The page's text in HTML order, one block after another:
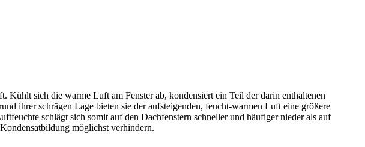
Kühlt sich die warme Luft am Fenster ab, kondensiert ein Teil der darin enthaltenen
ihrer schrägen Lage bieten sie der aufsteigenden, feucht-warmen Luft eine größere
schlägt sich somit auf den Dachfenstern schneller und häufiger nieder als auf
möglichst verhindern.